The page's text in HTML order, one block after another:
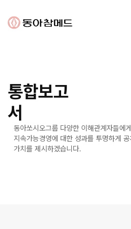
동아참메드
통합보고
서
동아쏘시오그룹 다양한 이해관계자들에게
지속가능경영에 대한 성과를 투명하게
가치를 제시하겠습니다.